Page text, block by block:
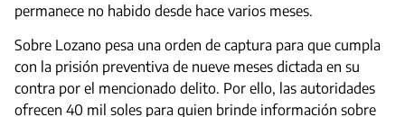
permanece no habido desde hace varios meses.
Sobre Lozano pesa una orden de captura para que cumpla
con la prisión preventiva de nueve meses dictada en su
contra por el mencionado delito. Por ello, las autoridades
ofrecen 40 mil soles para quien brinde información sobre